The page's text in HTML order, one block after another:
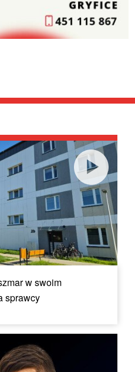
w swoim
sprawcy